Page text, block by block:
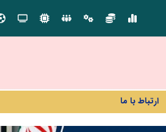
صد بازدید» به میزبانی منطقه برق چهاردانگه
ارتباط با ما